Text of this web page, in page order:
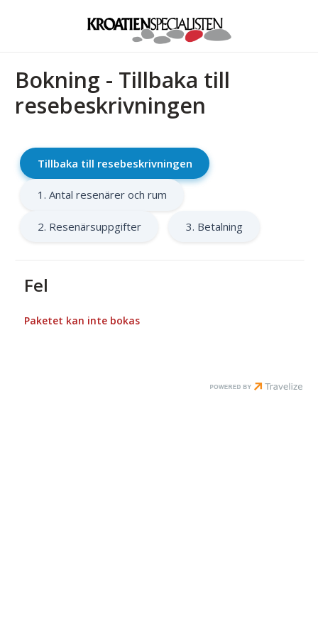
Bokning - Tillbaka till
resebeskrivningen
Tillbaka till resebeskrivningen
1. Antal resenärer och rum
2. Resenärsuppgifter 3. Betalning
Fel
Paketet kan inte bokas